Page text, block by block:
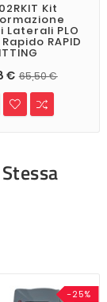
Kit
PLO
RAPID
€ 65,50 €
-25%